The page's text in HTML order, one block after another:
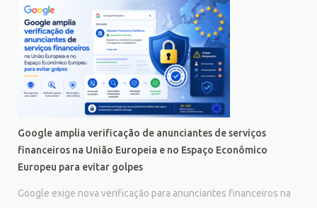
Google amplia verificação de anunciantes de serviços
financeiros na União Europeia e no Espaço Econômico
Europeu para evitar golpes
Google exige nova verificação para anunciantes financeiros na